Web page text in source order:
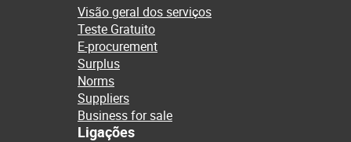
Visão geral dos serviços
Teste Gratuito
E-procurement
Surplus
Norms
Suppliers
Business for sale
Ligações